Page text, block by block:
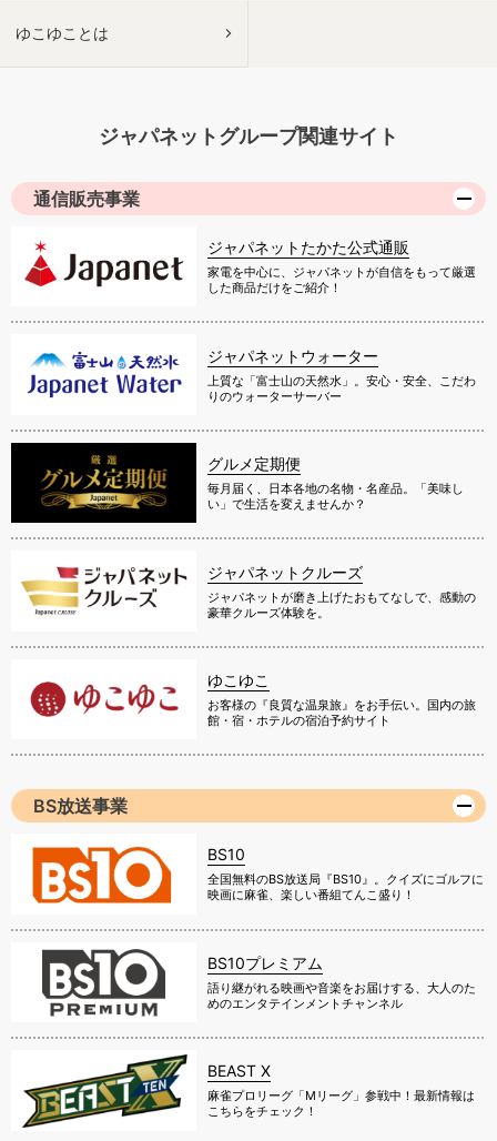
ゆこゆことは
ジャパネットグループ関連サイト
通信販売事業
ジャパネットたかた公式通販
家電を中心に、ジャパネットが自信をもって厳選
した商品だけをご紹介！
ジャパネットウォーター
上質な「富士山の天然水」。安心・安全、こだわ
りのウォーターサーバー
グルメ定期便
毎月届く、日本各地の名物・名産品。「美味し
い」で生活を変えませんか？
ジャパネットクルーズ
ジャパネットが磨き上げたおもてなしで、感動の
豪華クルーズ体験を。
ゆこゆこ
お客様の『良質な温泉旅』をお手伝い。国内の旅
館・宿・ホテルの宿泊予約サイト
BS放送事業
BS10
全国無料のBS放送局『BS10』。クイズにゴルフに
映画に麻雀、楽しい番組てんこ盛り！
BS10プレミアム
語り継がれる映画や音楽をお届けする、大人のた
めのエンタテインメントチャンネル
BEAST X
麻雀プロリーグ「Mリーグ」参戦中！最新情報は
こちらをチェック！